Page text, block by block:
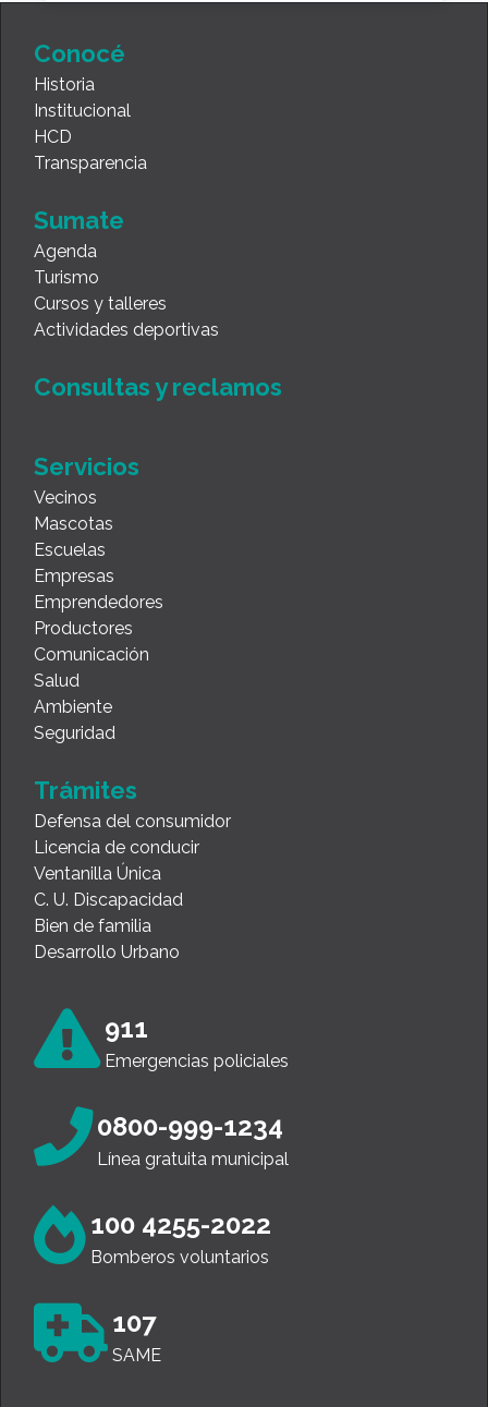
Conocé
Historia
HCD
Transparencia
Sumate
Agenda
Cursos y talleres
Consultas y reclamos
Servicios
Vecinos
Mascotas
Escuelas
Empresas
Emprendedores
Productores
Comunicación
Ambiente
Seguridad
Trámites
Defensa del consumidor
Licencia de conducir
Ventanilla Única
Bien de familia
Desarrollo Urbano
Emergencias policiales
Línea gratuita municipal
Bomberos voluntarios